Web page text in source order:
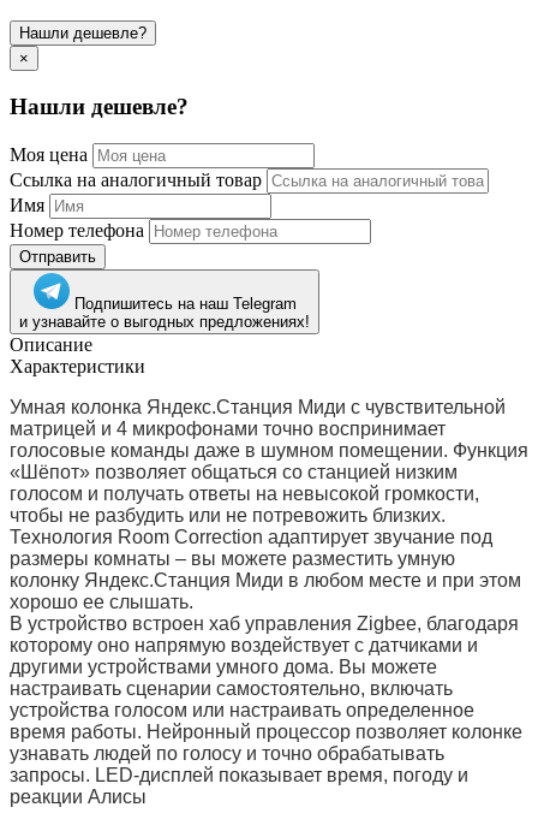
Нашли дешевле?
×
Нашли дешевле?
Моя цена
Ссылка на аналогичный товар
Имя
Номер телефона
Отправить
Подпишитесь на наш Telegram
и узнавайте о выгодных предложениях!
Описание
Характеристики
Умная колонка Яндекс.Станция Миди с чувствительной
матрицей и 4 микрофонами точно воспринимает
голосовые команды даже в шумном помещении. Функция
«Шёпот» позволяет общаться со станцией низким
голосом и получать ответы на невысокой громкости,
чтобы не разбудить или не потревожить близких.
Технология Room Correction адаптирует звучание под
размеры комнаты – вы можете разместить умную
колонку Яндекс.Станция Миди в любом месте и при этом
хорошо ее слышать.
В устройство встроен хаб управления Zigbee, благодаря
которому оно напрямую воздействует с датчиками и
другими устройствами умного дома. Вы можете
настраивать сценарии самостоятельно, включать
устройства голосом или настраивать определенное
время работы. Нейронный процессор позволяет колонке
узнавать людей по голосу и точно обрабатывать
запросы. LED-дисплей показывает время, погоду и
реакции Алисы